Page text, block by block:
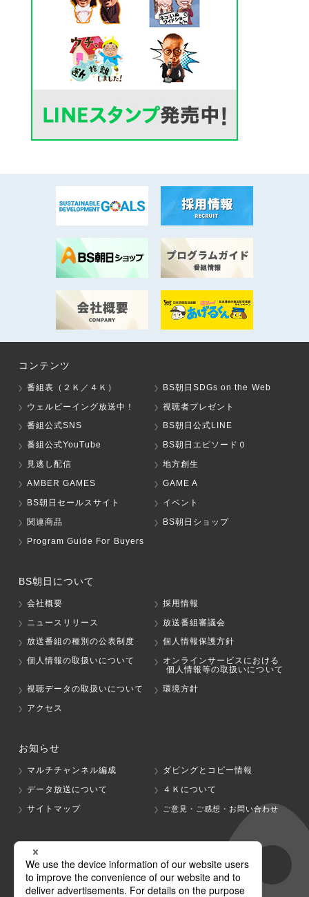
コンテンツ
番組表（２Ｋ／４Ｋ）
BS朝日SDGs on the Web
ウェルビーイング放送中！
視聴者プレゼント
番組公式SNS
BS朝日公式LINE
番組公式YouTube
BS朝日エピソード０
見逃し配信
地方創生
AMBER GAMES
GAME A
BS朝日セールスサイト
イベント
関連商品
BS朝日ショップ
Program Guide For Buyers
BS朝日について
会社概要
採用情報
ニュースリリース
放送番組審議会
放送番組の種別の公表制度
個人情報保護方針
個人情報の取扱いについて
オンラインサービスにおける
個人情報等の取扱いについて
視聴データの取扱いについて
環境方針
アクセス
お知らせ
マルチチャンネル編成
ダビングとコピー情報
データ放送について
４Ｋについて
サイトマップ
ご意見・ご感想・お問い合わせ
グループ会社
テレビ朝日 テレ朝チャンネル